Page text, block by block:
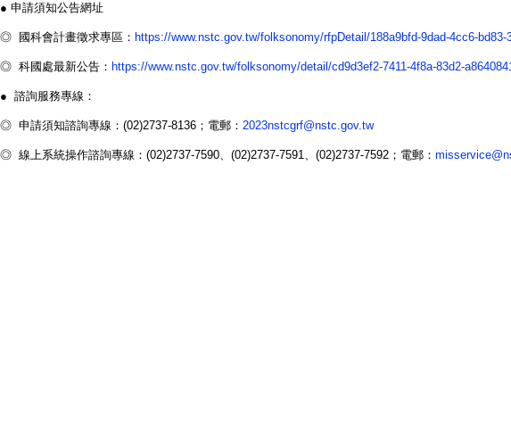
● 申請須知公告網址
◎ 國科會計畫徵求專區： https://www.nstc.gov.tw/folksonomy/rfpDetail/188a9bfd-9dad-4cc6-bd83-
◎ 科國處最新公告： https://www.nstc.gov.tw/folksonomy/detail/cd9d3ef2-7411-4f8a-83d2-
● 諮詢服務專線：
◎ 申請須知諮詢專線：(02)2737-8136；電郵： 2023nstcgrf@nstc.gov.tw
◎ 線上系統操作諮詢專線：(02)2737-7590、(02)2737-7591、(02)2737-7592；電郵：